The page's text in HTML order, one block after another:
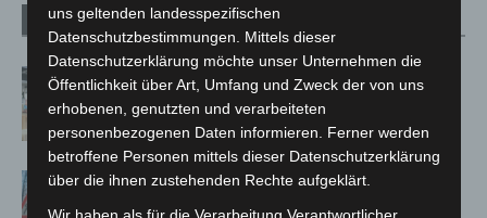
Verwandte Artikel Mehr vom Autor
Kunst trifft Weingenuss: Barbara-
Susann Mehring zeigt ihre Werke im
Jacques’ Wein-Depot Isernhagen
A2: Zweite Turbobaustelle startet
zwischen Hannover-West und
uns geltenden landesspezifischen
Datenschutzbestimmungen. Mittels dieser
Datenschutzerklärung möchte unser Unternehmen die
Öffentlichkeit über Art, Umfang und Zweck der von uns
erhobenen, genutzten und verarbeiteten
personenbezogenen Daten informieren. Ferner werden
betroffene Personen mittels dieser Datenschutzerklärung
über die ihnen zustehenden Rechte aufgeklärt.
Wir haben als für die Verarbeitung Verantwortlicher